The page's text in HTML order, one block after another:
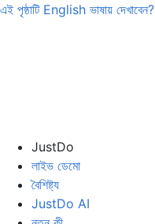
এই পৃষ্ঠাটি English ভাষায় দেখাবেন?
JustDo
লাইভ ডেমো
বৈশিষ্ট্য
JustDo AI